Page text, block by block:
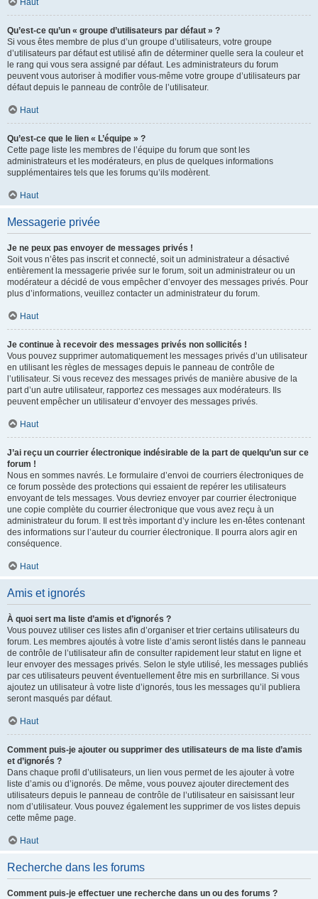
Haut
Qu’est-ce qu’un « groupe d’utilisateurs par défaut » ?
Si vous êtes membre de plus d’un groupe d’utilisateurs, votre groupe
d’utilisateurs par défaut est utilisé afin de déterminer quelle sera la couleur et
le rang qui vous sera assigné par défaut. Les administrateurs du forum
peuvent vous autoriser à modifier vous-même votre groupe d’utilisateurs par
défaut depuis le panneau de contrôle de l’utilisateur.
Haut
Qu’est-ce que le lien « L’équipe » ?
Cette page liste les membres de l’équipe du forum que sont les
administrateurs et les modérateurs, en plus de quelques informations
supplémentaires tels que les forums qu’ils modèrent.
Haut
Messagerie privée
Je ne peux pas envoyer de messages privés !
Soit vous n’êtes pas inscrit et connecté, soit un administrateur a désactivé
entièrement la messagerie privée sur le forum, soit un administrateur ou un
modérateur a décidé de vous empêcher d’envoyer des messages privés. Pour
plus d’informations, veuillez contacter un administrateur du forum.
Haut
Je continue à recevoir des messages privés non sollicités !
Vous pouvez supprimer automatiquement les messages privés d’un utilisateur
en utilisant les règles de messages depuis le panneau de contrôle de
l’utilisateur. Si vous recevez des messages privés de manière abusive de la
part d’un autre utilisateur, rapportez ces messages aux modérateurs. Ils
peuvent empêcher un utilisateur d’envoyer des messages privés.
Haut
J’ai reçu un courrier électronique indésirable de la part de quelqu’un sur ce
forum !
Nous en sommes navrés. Le formulaire d’envoi de courriers électroniques de
ce forum possède des protections qui essaient de repérer les utilisateurs
envoyant de tels messages. Vous devriez envoyer par courrier électronique
une copie complète du courrier électronique que vous avez reçu à un
administrateur du forum. Il est très important d’y inclure les en-têtes contenant
des informations sur l’auteur du courrier électronique. Il pourra alors agir en
conséquence.
Haut
Amis et ignorés
À quoi sert ma liste d’amis et d’ignorés ?
Vous pouvez utiliser ces listes afin d’organiser et trier certains utilisateurs du
forum. Les membres ajoutés à votre liste d’amis seront listés dans le panneau
de contrôle de l’utilisateur afin de consulter rapidement leur statut en ligne et
leur envoyer des messages privés. Selon le style utilisé, les messages publiés
par ces utilisateurs peuvent éventuellement être mis en surbrillance. Si vous
ajoutez un utilisateur à votre liste d’ignorés, tous les messages qu’il publiera
seront masqués par défaut.
Haut
Comment puis-je ajouter ou supprimer des utilisateurs de ma liste d’amis
et d’ignorés ?
Dans chaque profil d’utilisateurs, un lien vous permet de les ajouter à votre
liste d’amis ou d’ignorés. De même, vous pouvez ajouter directement des
utilisateurs depuis le panneau de contrôle de l’utilisateur en saisissant leur
nom d’utilisateur. Vous pouvez également les supprimer de vos listes depuis
cette même page.
Haut
Recherche dans les forums
Comment puis-je effectuer une recherche dans un ou des forums ?